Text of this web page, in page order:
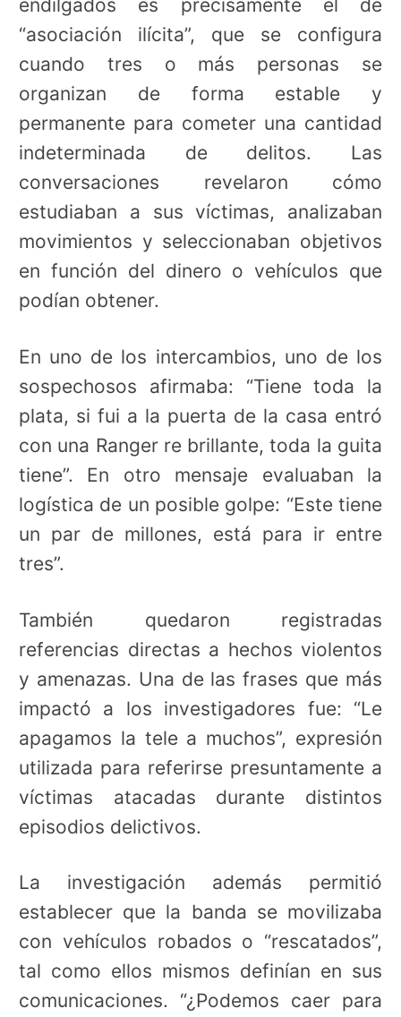
endilgados es precisamente el de
“asociación ilícita”, que se configura
cuando tres o más personas se
organizan de forma estable y
permanente para cometer una cantidad
indeterminada de delitos. Las
conversaciones revelaron cómo
estudiaban a sus víctimas, analizaban
movimientos y seleccionaban objetivos
en función del dinero o vehículos que
podían obtener.
En uno de los intercambios, uno de los
sospechosos afirmaba: “Tiene toda la
plata, si fui a la puerta de la casa entró
con una Ranger re brillante, toda la guita
tiene”. En otro mensaje evaluaban la
logística de un posible golpe: “Este tiene
un par de millones, está para ir entre
tres”.
También quedaron registradas
referencias directas a hechos violentos
y amenazas. Una de las frases que más
impactó a los investigadores fue: “Le
apagamos la tele a muchos”, expresión
utilizada para referirse presuntamente a
víctimas atacadas durante distintos
episodios delictivos.
La investigación además permitió
establecer que la banda se movilizaba
con vehículos robados o “rescatados”,
tal como ellos mismos definían en sus
comunicaciones. “¿Podemos caer para